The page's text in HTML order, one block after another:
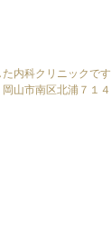
内科クリニックです
岡山市南区北浦７１４